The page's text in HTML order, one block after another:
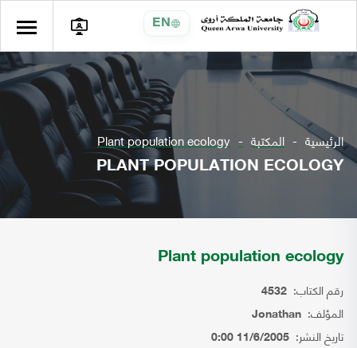
EN
الرئيسية المكتبة Plant population ecology
PLANT POPULATION ECOLOGY
Plant population ecology
رقم الكتاب: 4532
المؤلف: Jonathan
تاريخ النشر: 11/6/2005 0:00